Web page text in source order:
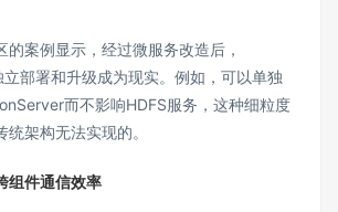
的案例显示，经过微服务改造后，
部署和升级成为现实。例如，可以单独
而不影响HDFS服务，这种细粒度
架构无法实现的。
组件通信效率